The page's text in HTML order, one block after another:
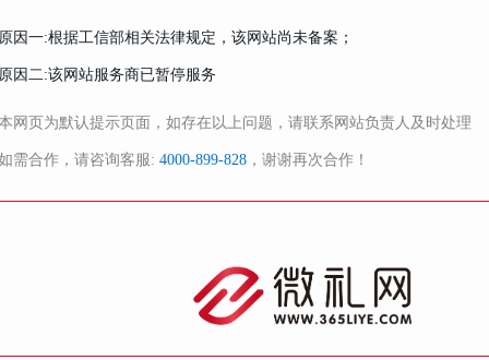
因一:根据工信部相关法律规定，该网站尚未备案；
因二:该网站服务商已暂停服务
网页为默认提示页面，如存在以上问题，请联系网站负责人及时处理
需合作，请咨询客服: 4000-899-828 ，谢谢再次合作！